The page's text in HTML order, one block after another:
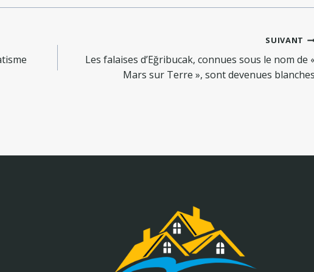
SUIVANT
Les falaises d’Eğribucak, connues sous le nom de
Mars sur Terre », sont devenues